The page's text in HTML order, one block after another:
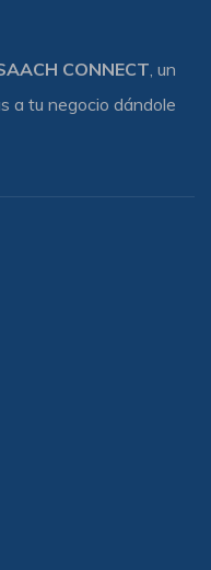
CONNECT, un
a tu negocio dándole